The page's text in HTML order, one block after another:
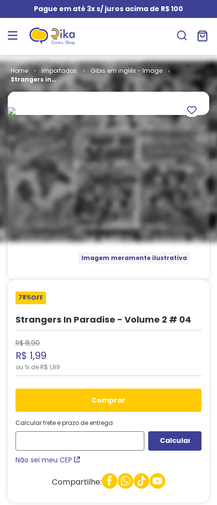
Pague em até 3x s/ juros acima de R$ 100
Importados
Gibis em inglês - Image
Strangers in
Paradise -
Imagem meramente ilustrativa
78%OFF
Strangers In Paradise - Volume 2 # 04
R$ 8,90
R$ 1,99
ou 1x de R$ 1,99
comprar
Calcular frete e prazo de entrega
Não sei meu CEP
Compartilhe: